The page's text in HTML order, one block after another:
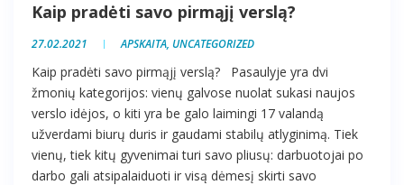
Kaip pradėti savo pirmąjį verslą?
27.02.2021 APSKAITA, UNCATEGORIZED
Kaip pradėti savo pirmąjį verslą? Pasaulyje yra dvi
žmonių kategorijos: vienų galvose nuolat sukasi naujos
verslo idėjos, o kiti yra be galo laimingi 17 valandą
užverdami biurų duris ir gaudami stabilų atlyginimą. Tiek
vienų, tiek kitų gyvenimai turi savo pliusų: darbuotojai po
darbo gali atsipalaiduoti ir visą dėmesį skirti savo